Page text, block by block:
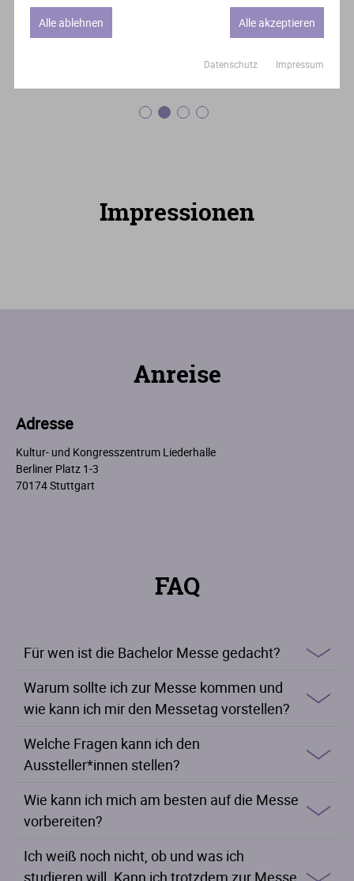
Impressionen
Anreise
Adresse
Kultur- und Kongresszentrum Liederhalle
Berliner Platz 1-3
70174 Stuttgart
FAQ
Für wen ist die Bachelor Messe gedacht?
Warum sollte ich zur Messe kommen und
wie kann ich mir den Messetag vorstellen?
Welche Fragen kann ich den
Aussteller*innen stellen?
Wie kann ich mich am besten auf die Messe
vorbereiten?
Ich weiß noch nicht, ob und was ich
studieren will. Kann ich trotzdem zur Messe
Alle akzeptieren
Alle ablehnen
Datenschutz Impressum